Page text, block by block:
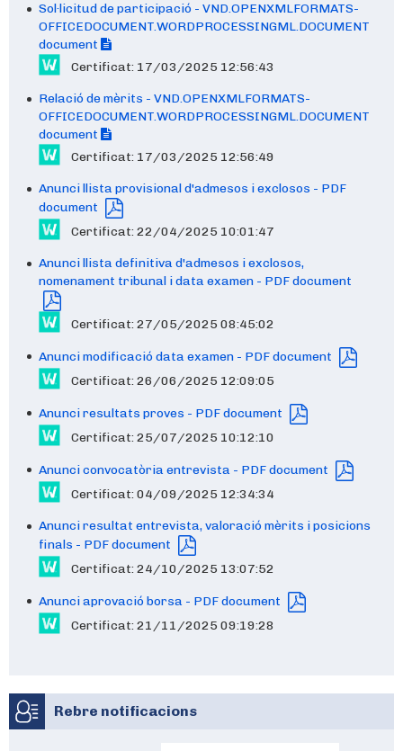
Sol·licitud de participació - VND.OPENXMLFORMATS-
OFFICEDOCUMENT.WORDPROCESSINGML.DOCUMENT
document
Certificat: 17/03/2025 12:56:43
Relació de mèrits - VND.OPENXMLFORMATS-
OFFICEDOCUMENT.WORDPROCESSINGML.DOCUMENT
document
Certificat: 17/03/2025 12:56:49
Anunci llista provisional d'admesos i exclosos - PDF
document
Certificat: 22/04/2025 10:01:47
Anunci llista definitiva d'admesos i exclosos,
nomenament tribunal i data examen - PDF document
Certificat: 27/05/2025 08:45:02
Anunci modificació data examen - PDF document
Certificat: 26/06/2025 12:09:05
Anunci resultats proves - PDF document
Certificat: 25/07/2025 10:12:10
Anunci convocatòria entrevista - PDF document
Certificat: 04/09/2025 12:34:34
Anunci resultat entrevista, valoració mèrits i posicions
finals - PDF document
Certificat: 24/10/2025 13:07:52
Anunci aprovació borsa - PDF document
Certificat: 21/11/2025 09:19:28
Rebre notificacions